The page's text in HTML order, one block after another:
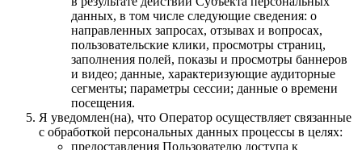
данных, в том числе следующие сведения: о
направленных запросах, отзывах и вопросах,
пользовательские клики, просмотры страниц,
заполнения полей, показы и просмотры баннеров
и видео; данные, характеризующие аудиторные
сегменты; параметры сессии; данные о времени
посещения.
Я уведомлен(на), что Оператор осуществляет связанные
с обработкой персональных данных процессы в целях:
предоставления Пользователю доступа к